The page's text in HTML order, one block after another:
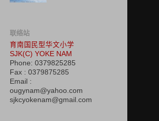
联络站
育南国民型华文小学
SJK(C) YOKE NAM
Phone: 0379825285
Fax : 0379875285
Email :
ougynam@yahoo.com
sjkcyokenam@gmail.com